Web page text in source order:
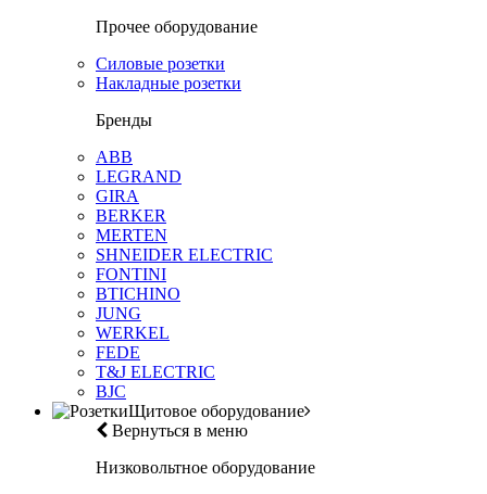
Прочее оборудование
Силовые розетки
Накладные розетки
Бренды
ABB
LEGRAND
GIRA
BERKER
MERTEN
SHNEIDER ELECTRIC
FONTINI
BTICHINO
JUNG
WERKEL
FEDE
T&J ELECTRIC
BJC
Щитовое оборудование
Вернуться в меню
Низковольтное оборудование